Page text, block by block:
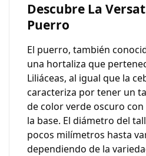
Descubre La
Puerro
El puerro, también
una hortaliza que
Liliáceas, al igual que la
caracteriza por tener un
de color verde oscuro
la base. El diámetro del
pocos milímetros hasta
dependiendo de la